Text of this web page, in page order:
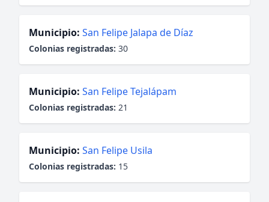
Municipio: San Felipe Jalapa de Díaz
Colonias registradas: 30
Municipio: San Felipe Tejalápam
Colonias registradas: 21
Municipio: San Felipe Usila
Colonias registradas: 15